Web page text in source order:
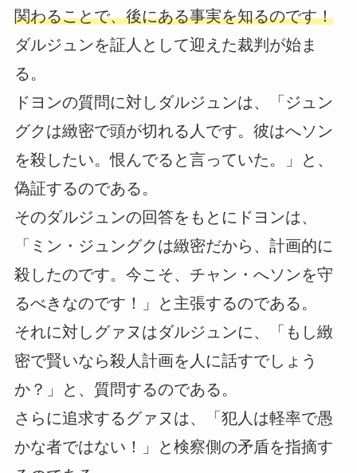
関わることで、後にある事実を知るのです！
ダルジュンを証人として迎えた裁判が始ま
る。
ドヨンの質問に対しダルジュンは、「ジュン
グクは緻密で頭が切れる人です。彼はへソン
を殺したい。恨んでると言っていた。」と、
偽証するのである。
そのダルジュンの回答をもとにドヨンは、
「ミン・ジュングクは緻密だから、計画的に
殺したのです。今こそ、チャン・へソンを守
るべきなのです！」と主張するのである。
それに対しグァヌはダルジュンに、「もし緻
密で賢いなら殺人計画を人に話すでしょう
か？」と、質問するのである。
さらに追求するグァヌは、「犯人は軽率で愚
かな者ではない！」と検察側の矛盾を指摘す